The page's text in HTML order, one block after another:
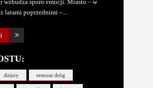
wzbudza sporo emocji. Miasto – w
latami poprzednimi –
dziury remont dróg